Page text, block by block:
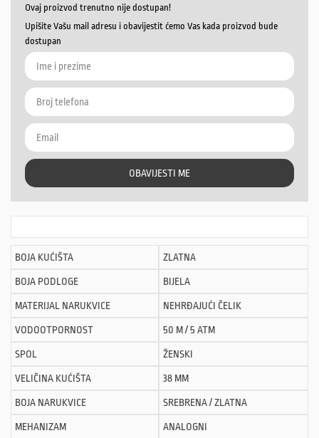
Ovaj proizvod trenutno nije dostupan!
Upišite Vašu mail adresu i obavijestit ćemo Vas kada proizvod bude
dostupan
OBAVIJESTI ME
BOJA KUĆIŠTA ZLATNA
BOJA PODLOGE BIJELA
MATERIJAL NARUKVICE NEHRĐAJUĆI ČELIK
VODOOTPORNOST 50 M / 5 ATM
SPOL ŽENSKI
VELIČINA KUĆIŠTA 38 MM
BOJA NARUKVICE SREBRENA / ZLATNA
MEHANIZAM ANALOGNI